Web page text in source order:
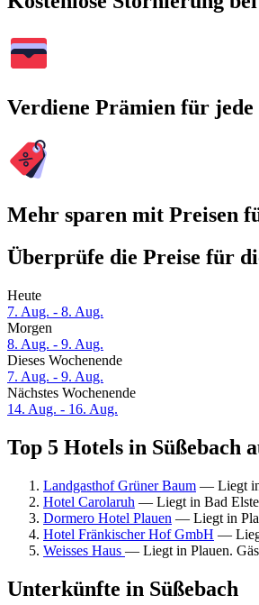
Verdiene Prämien für
Mehr sparen mit Preisen
Überprüfe die Preise für
Heute
7. Aug. - 8. Aug.
Morgen
8. Aug. - 9. Aug.
Dieses Wochenende
7. Aug. - 9. Aug.
Nächstes Wochenende
14. Aug. - 16. Aug.
Top 5 Hotels in Süßebach
Landgasthof Grüner Baum — Liegt in
Hotel Carolaruh — Liegt in Bad
Dormero Hotel Plauen — Liegt in
Hotel Fränkischer Hof GmbH —
Weisses Haus — Liegt in Plauen.
Unterkünfte in Süßebach